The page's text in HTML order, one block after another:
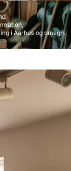
i Aarhus og omegn.